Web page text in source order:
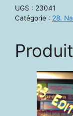
UGS : 23041
Catégorie : 28.